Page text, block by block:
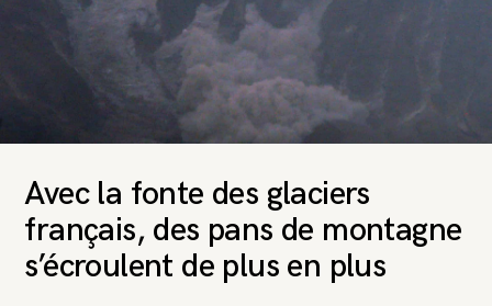
Avec la fonte des glaciers
français, des pans de montagne
s’écroulent de plus en plus